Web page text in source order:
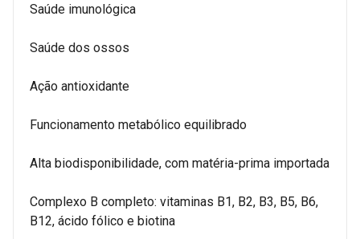
Saúde imunológica
Saúde dos ossos
Ação antioxidante
Funcionamento metabólico equilibrado
Alta biodisponibilidade, com matéria-prima importada
Complexo B completo: vitaminas B1, B2, B3, B5, B6,
B12, ácido fólico e biotina